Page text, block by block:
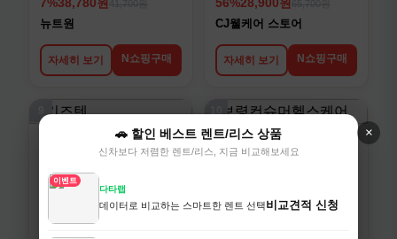
×
🚗 할인 베스트 렌트/리스 상품
신차보다 저렴한 렌트/리스, 지금 비교해보세요
이벤트
다타랩
데이터로 비교하는 스마트한 렌트 선택비교견적 신청
뉴트원
자세히 보기 N쇼핑구매
CJ웰케어 스토어
자세히 보기 N쇼핑구매
21% 할인
키즈텐
자세히 보기
슈퍼적립 59% 할인